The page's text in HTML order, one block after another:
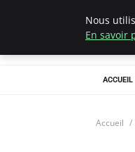
ACCUEIL
Accueil
Nous
En savoir